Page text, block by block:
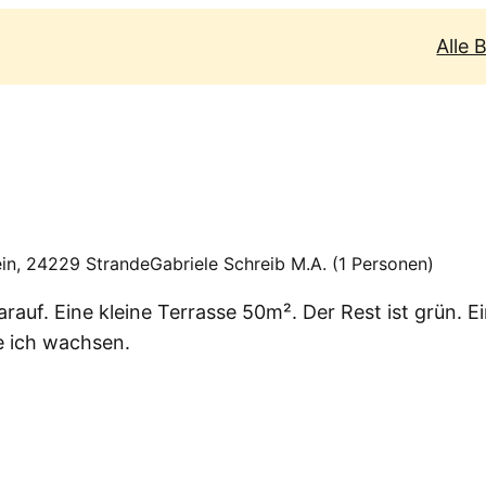
Alle
24229 StrandeGabriele Schreib M.A. (1 Personen)
Eine kleine Terrasse 50m². Der Rest ist grün.
ich wachsen.